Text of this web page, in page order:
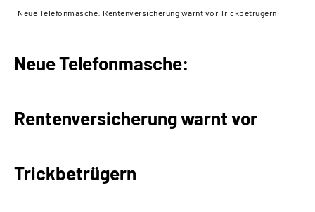
Reha
Experten
Neue Telefonmasche: Rentenversicherung warnt vor Trickbetrügern
Neue Telefonmasche:
Rentenversicherung warnt vor
Trickbetrügern